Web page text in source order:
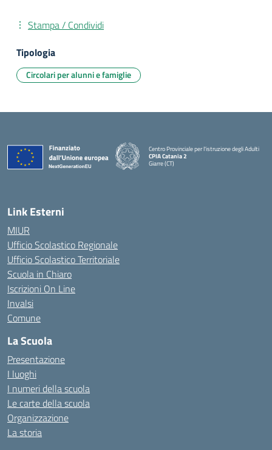
Stampa / Condividi
Tipologia
Circolari per alunni e famiglie
Centro Provinciale per l'istruzione degli Adulti
CPIA Catania 2
Giarre (CT)
Link Esterni
MIUR
Ufficio Scolastico Regionale
Ufficio Scolastico Territoriale
Scuola in Chiaro
Iscrizioni On Line
Invalsi
Comune
La Scuola
Presentazione
I luoghi
I numeri della scuola
Le carte della scuola
Organizzazione
La storia